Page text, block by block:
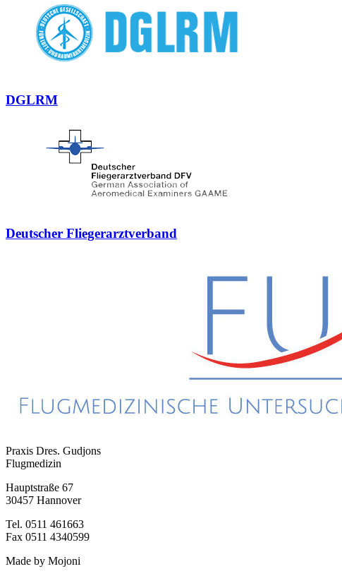
DGLRM
Deutscher Fliegerarztverband
Praxis Dres. Gudjons
Flugmedizin
Hauptstraße 67
30457 Hannover
Tel. 0511 461663
Fax 0511 4340599
Made by Mojoni